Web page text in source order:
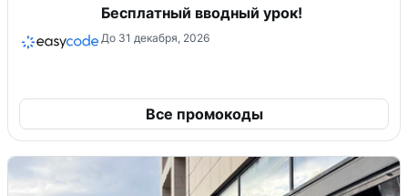
Бесплатный вводный урок!
До 31 декабря, 2026
Все промокоды